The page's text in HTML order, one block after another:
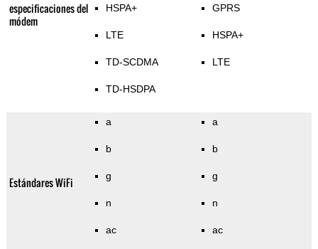
especificaciones del
módem
HSPA+
LTE
TD-SCDMA
TD-HSDPA
GPRS
HSPA+
LTE
Estándares WiFi
a
b
g
n
ac
a
b
g
n
ac